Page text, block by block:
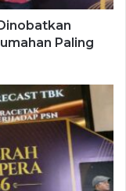
Paling